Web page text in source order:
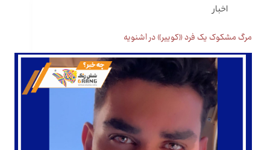
اخبار
مرگ مشکوک یک فرد «کوییر» در اشنویه